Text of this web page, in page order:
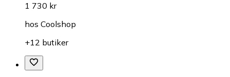
1 730 kr
hos Coolshop
+12 butiker